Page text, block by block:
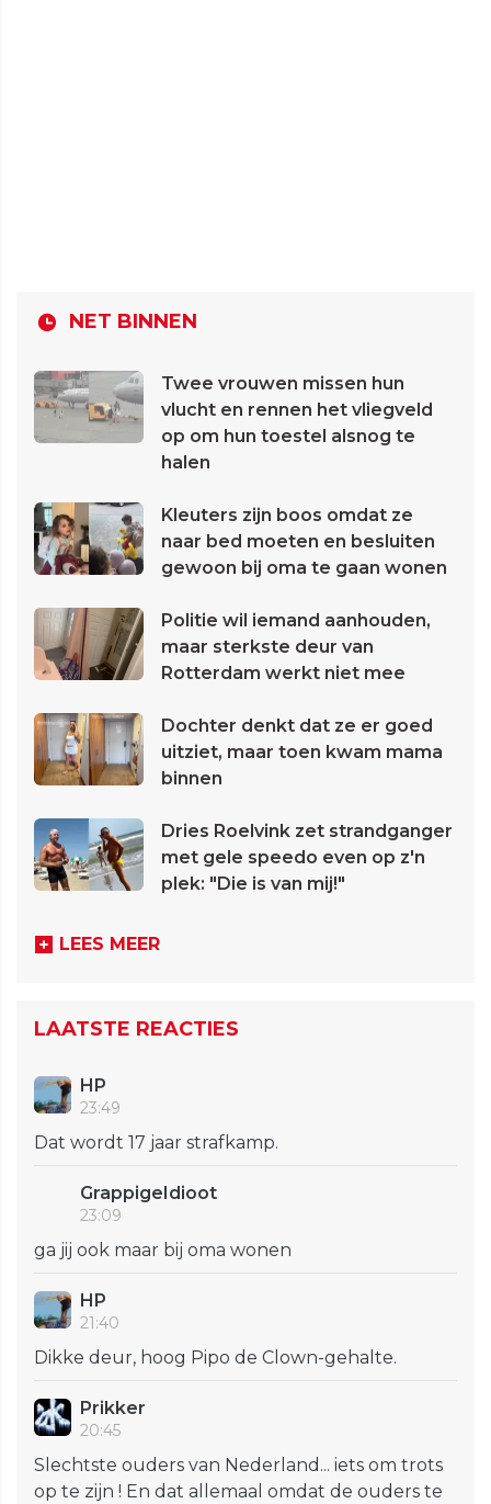
NET BINNEN
Twee vrouwen missen hun
vlucht en rennen het vliegveld
op om hun toestel alsnog te
halen
Kleuters zijn boos omdat ze
naar bed moeten en besluiten
gewoon bij oma te gaan wonen
Politie wil iemand aanhouden,
maar sterkste deur van
Rotterdam werkt niet mee
Dochter denkt dat ze er goed
uitziet, maar toen kwam mama
binnen
Dries Roelvink zet strandganger
met gele speedo even op z'n
plek: "Die is van mij!"
LEES MEER
LAATSTE REACTIES
HP
23:49
Dat wordt 17 jaar strafkamp.
GrappigeIdioot
23:09
ga jij ook maar bij oma wonen
HP
21:40
Dikke deur, hoog Pipo de Clown-gehalte.
Prikker
20:45
Slechtste ouders van Nederland... iets om trots
op te zijn ! En dat allemaal omdat de ouders te